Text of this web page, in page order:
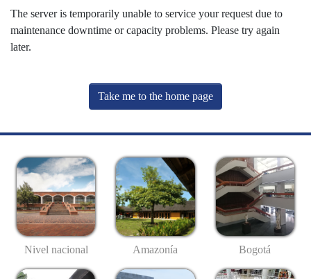
The server is temporarily unable to service your request due to
maintenance downtime or capacity problems. Please try again
later.
Take me to the home page
Nivel nacional Amazonía Bogotá